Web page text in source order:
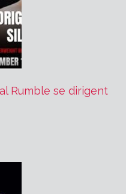
Rumble se dirigent